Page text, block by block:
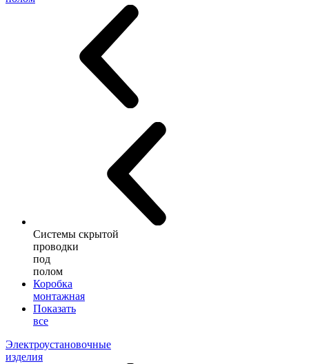
Системы скрытой
проводки
под
полом
Коробка
монтажная
Показать
все
Электроустановочные
изделия